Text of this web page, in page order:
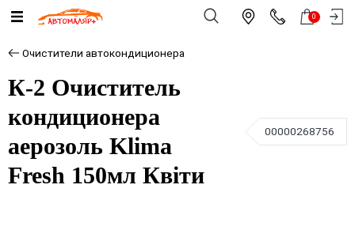
0
Очистители автокондиционера
К-2 Очиститель
кондиционера
аерозоль Klima
Fresh 150мл Квіти
00000268756